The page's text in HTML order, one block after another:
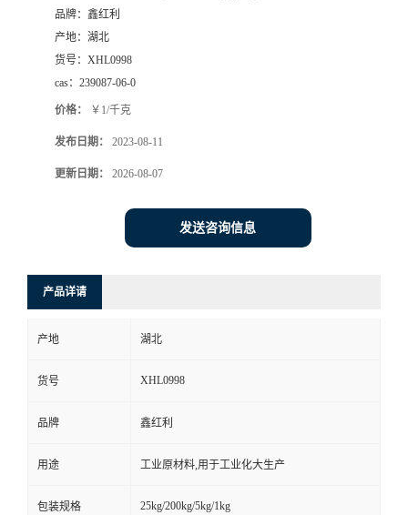
品牌： 鑫红利
产地： 湖北
货号： XHL0998
cas： 239087-06-0
价格： ￥1/千克
发布日期： 2023-08-11
更新日期： 2026-08-07
发送咨询信息
产品详请
产地 湖北
货号 XHL0998
品牌 鑫红利
用途 工业原材料,用于工业化大生产
包装规格 25kg/200kg/5kg/1kg